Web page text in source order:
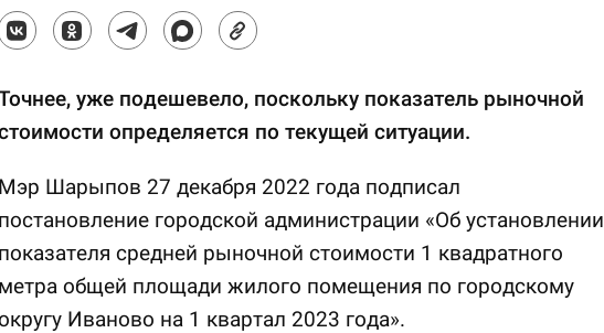
уже подешевело, поскольку показатель рыночной
определяется по текущей ситуации.
Мэр Шарыпов 27 декабря 2022 года подписал
постановление городской администрации «Об установлении
показателя средней рыночной стоимости 1 квадратного
метра общей площади жилого помещения по городскому
Иваново на 1 квартал 2023 года».